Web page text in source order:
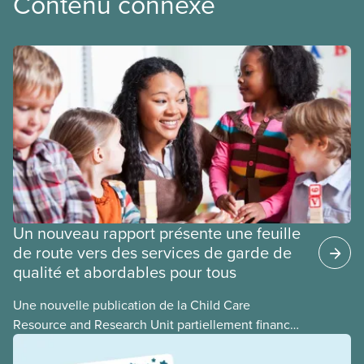
Un nouveau rapport présente une feuille
de route vers des services de garde de
qualité et abordables pour tous
Une nouvelle publication de la Child Care
Resource and Research Unit partiellement financée
par le SCFP national présente aux gouvernements